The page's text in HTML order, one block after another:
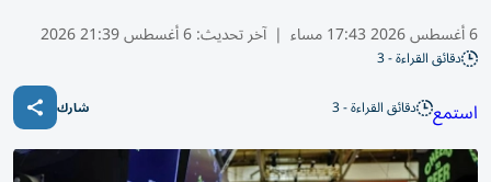
6 أغسطس 2026 17:43 مساء | آخر تحديث:6 أغسطس 21:39 2026
دقائق القراءة - 3
استمع دقائق القراءة - 3 شارك